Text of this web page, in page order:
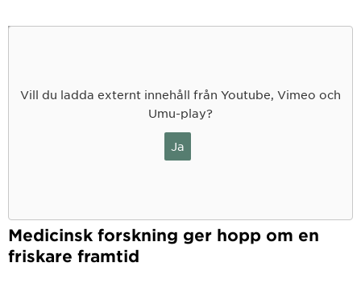
Vill du ladda externt innehåll från Youtube, Vimeo och
Umu-play?
Ja
Medicinsk forskning ger hopp om en
friskare framtid